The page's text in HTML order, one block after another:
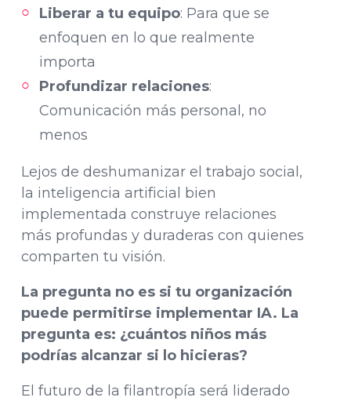
Liberar a tu equipo: Para que se
enfoquen en lo que realmente
importa
Profundizar relaciones:
Comunicación más personal, no
menos
Lejos de deshumanizar el trabajo social,
la inteligencia artificial bien
implementada construye relaciones
más profundas y duraderas con quienes
comparten tu visión.
La pregunta no es si tu organización
puede permitirse implementar IA. La
pregunta es: ¿cuántos niños más
podrías alcanzar si lo hicieras?
El futuro de la filantropía será liderado